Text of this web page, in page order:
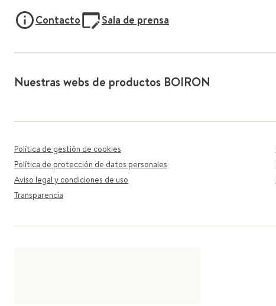
Contacto Sala de prensa
Nuestras webs de productos BOIRON
Política de gestión de cookies
Política de protección de datos personales
Aviso legal y condiciones de uso
Transparencia